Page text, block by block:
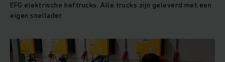
EFG elektrische heftrucks. Alle trucks zijn geleverd met een
eigen snellader.